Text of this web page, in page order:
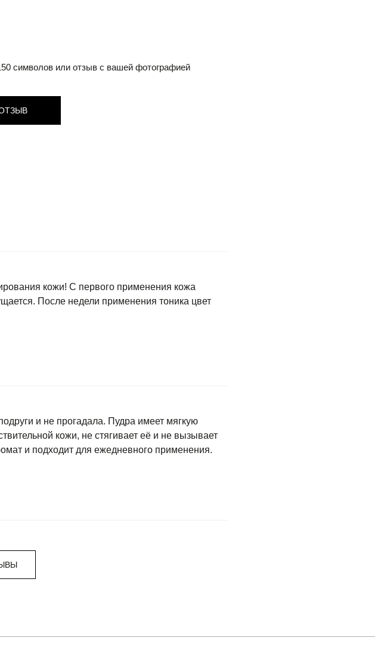
символов или отзыв с вашей фотографией
кожи! С первого применения кожа
После недели применения тоника цвет
и не прогадала. Пудра имеет мягкую
кожи, не стягивает её и не вызывает
и подходит для ежедневного применения.